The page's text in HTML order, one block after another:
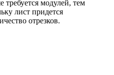
модулей, тем
лист придется
отрезков.